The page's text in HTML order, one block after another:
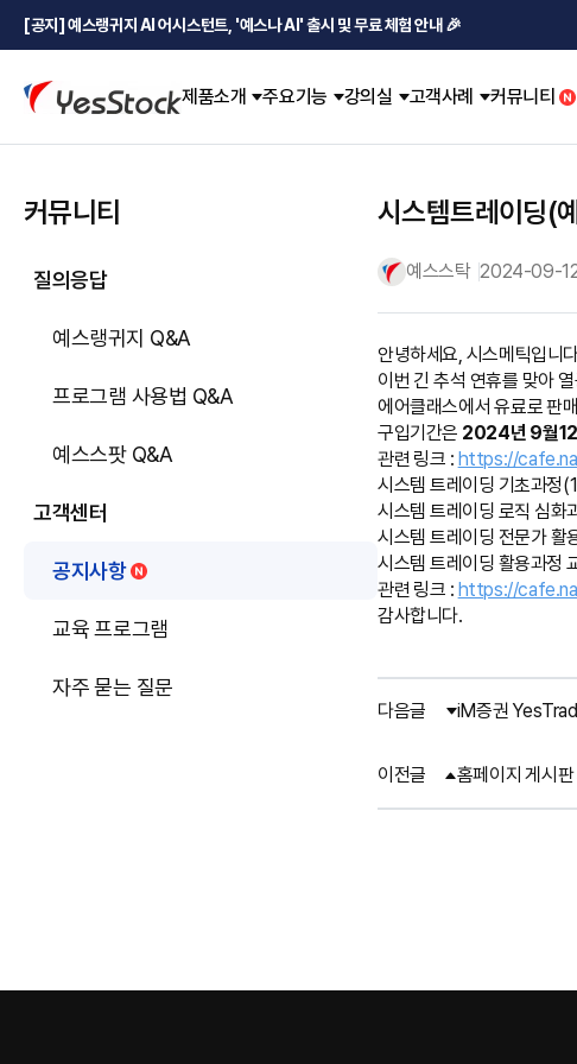
[공지] 예스랭귀지 AI 어시스턴트, '예스나 AI' 출시 및 무료 체험 안내 🎉
제품소개 주요기능 강의실 고객사례 커뮤니티
커뮤니티
질의응답
예스랭귀지 Q&A
프로그램 사용법 Q&A
예스스팟 Q&A
고객센터
공지사항
교육 프로그램
자주 묻는 질문
시스템트레이딩(
예스스탁 2024-09-
안녕하세요, 시스메틱입니
이번 긴 추석 연휴를 맞아
에어클래스에서 유료로 판
구입기간은 2024년 9월12
관련 링크 : https://
시스템 트레이딩 기초과정
시스템 트레이딩 로직 심
시스템 트레이딩 전문가 활
시스템 트레이딩 활용과정
관련 링크 : https://
감사합니다.
다음글 iM증권
이전글 홈페이지 게시